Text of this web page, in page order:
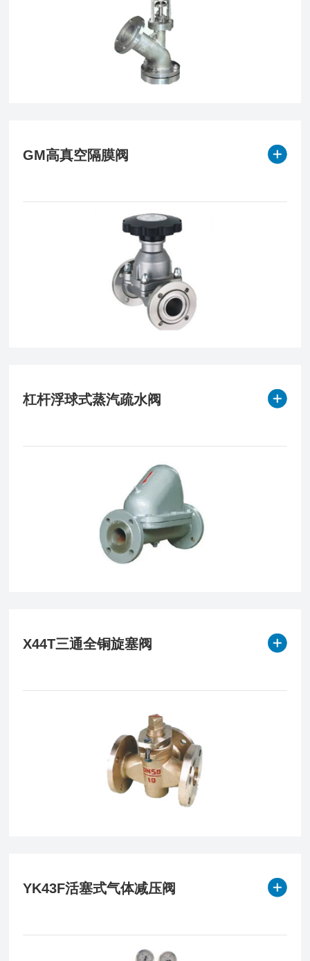
GM高真空隔膜阀
杠杆浮球式蒸汽疏水阀
X44T三通全铜旋塞阀
YK43F活塞式气体减压阀